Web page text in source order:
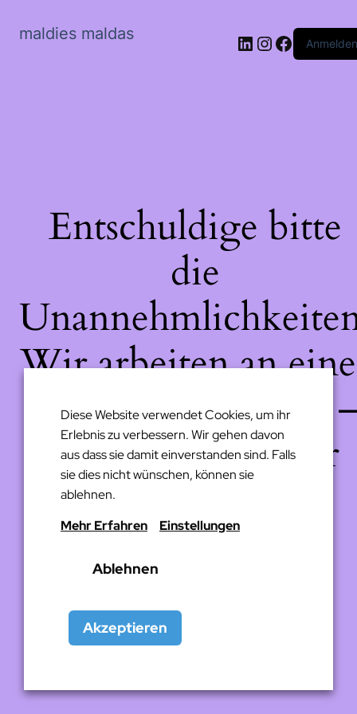
maldies maldas LinkedIn
Instagram
Anmelden
Entschuldige bitte
die
Wir arbeiten an
großartigen Sache
schau bald wieder
Diese Website verwendet Cookies, um ihr
Erlebnis zu verbessern. Wir gehen davon
aus dass sie damit einverstanden sind. Falls
sie dies nicht wünschen, können sie
ablehnen.
Mehr Erfahren
Einstellungen
Ablehnen
Akzeptieren